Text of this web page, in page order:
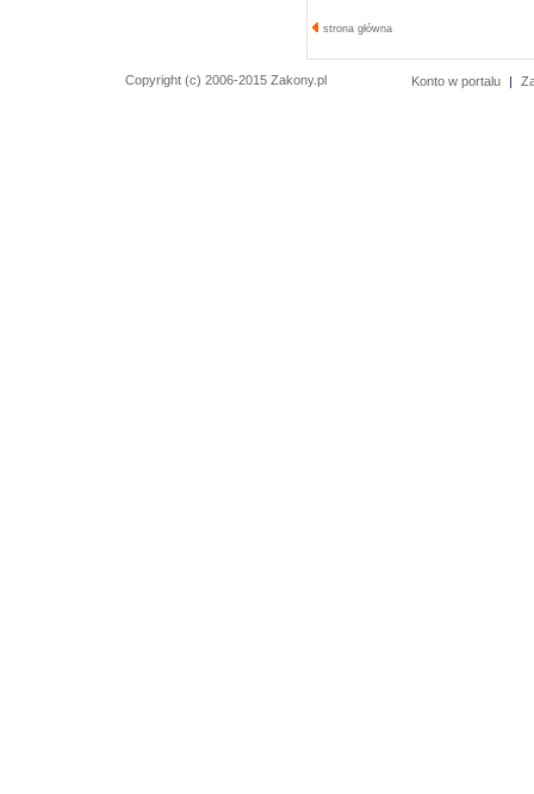
strona główna
Copyright (c) 2006-2015 Zakony.pl Konto w portalu |